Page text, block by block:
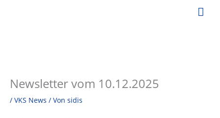
Newsletter vom 10.12.2025
/ VKS News / Von sidis